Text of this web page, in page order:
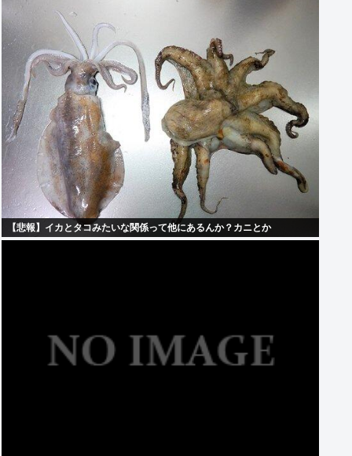
【悲報】イカとタコみたいな関係って他にあるんか？カニとか